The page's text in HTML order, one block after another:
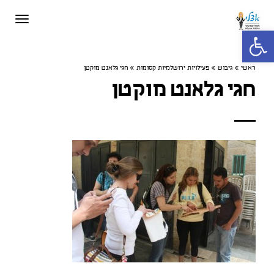
פתח סרגל נגישות
ראשי » גיבוש » פעילויות ירושלמיות קסומות » חגי גלאנט מוקטן
חגי גלאנט מוקטן